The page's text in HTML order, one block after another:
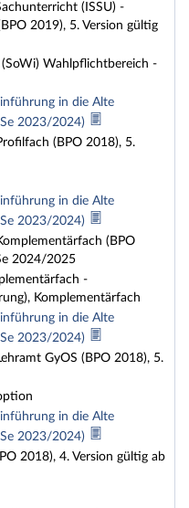
(ISSU) -
2019), 5. Version gültig
Wahlpflichtbereich -
in die Alte
2023/2024)
(BPO 2018), 5.
in die Alte
2023/2024)
(BPO
2024/2025
-
Komplementärfach
in die Alte
2023/2024)
GyOS (BPO 2018), 5.
in die Alte
2023/2024)
2018), 4. Version gültig ab